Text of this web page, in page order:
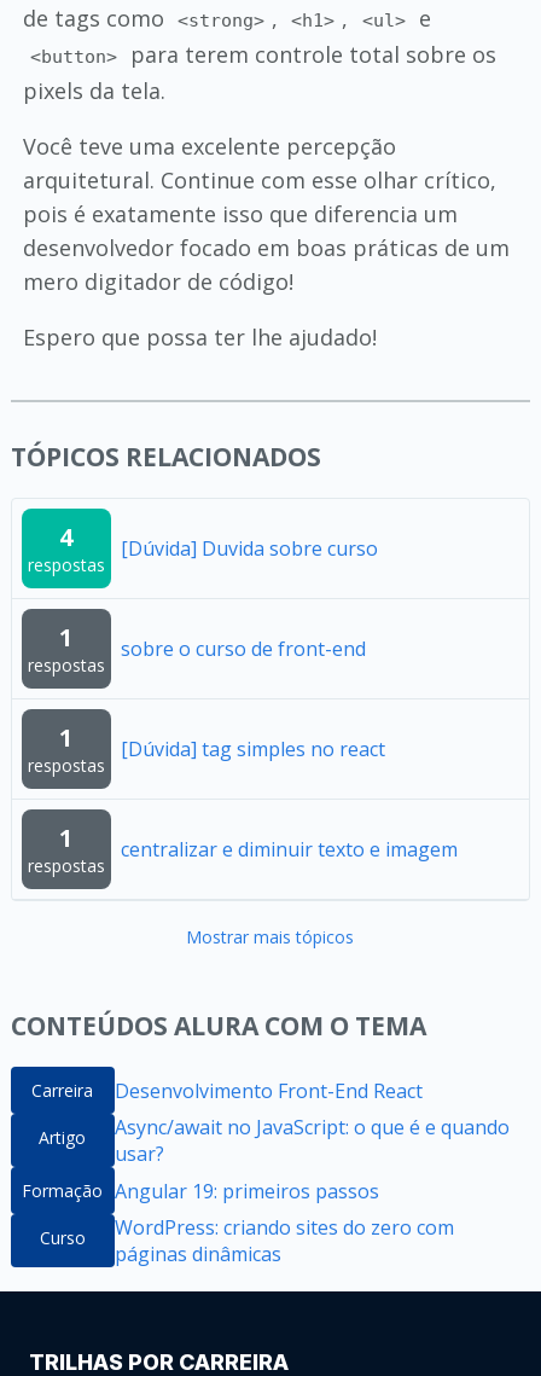
de tags como
<strong> , <h1> , <ul> e
<button>
para terem controle total sobre os
pixels da tela.
Você teve uma excelente percepção
arquitetural. Continue com esse olhar crítico,
pois é exatamente isso que diferencia um
desenvolvedor focado em boas práticas de um
mero digitador de código!
Espero que possa ter lhe ajudado!
TÓPICOS RELACIONADOS
4
respostas
[Dúvida] Duvida sobre curso
1
respostas
sobre o curso de front-end
1
respostas
[Dúvida] tag simples no react
1
respostas
centralizar e diminuir texto e imagem
Mostrar mais tópicos
CONTEÚDOS ALURA COM O TEMA
Carreira Desenvolvimento Front-End React
Artigo
Async/await no JavaScript: o que é e quando
usar?
Formação Angular 19: primeiros passos
Curso
WordPress: criando sites do zero com
páginas dinâmicas
TRILHAS POR CARREIRA